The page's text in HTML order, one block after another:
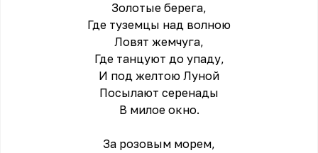
Золотые берега,
Где туземцы над волною
Ловят жемчуга,
Где танцуют до упаду,
И под желтою Луной
Посылают серенады
В милое окно.
За розовым морем,